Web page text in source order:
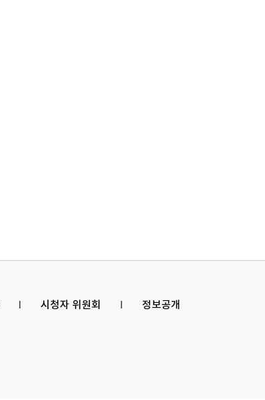
l 시청자 위원회 l 정보공개